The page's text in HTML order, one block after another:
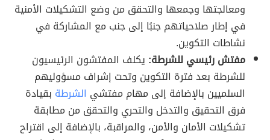
ومعالجتها وجمعها والتحقق من وضع التشكيلات الأمنية
في إطار صلاحياتهم جنبًا إلى جنب مع المشاركة في
نشاطات التكوين.
مفتش رئيسي للشرطة: يكلف المفتشون الرئيسيون
للشرطة بعد فترة التكوين وتحت إشراف مسؤوليهم
السلميين بالإضافة إلى مهام مفتشي الشرطة بقيادة
فرق التحقيق والتدخل والتحري والتحقق من مطابقة
تشكيلات الأمان والأمن، والمراقبة، بالإضافة إلى اقتراح